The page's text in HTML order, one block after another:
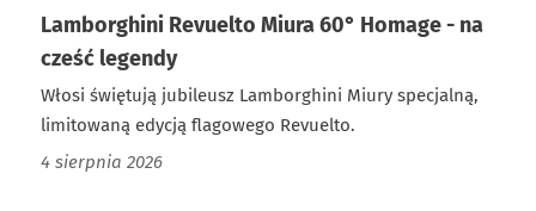
Lamborghini Revuelto Miura 60° Homage - na
cześć legendy
Włosi świętują jubileusz Lamborghini Miury specjalną,
limitowaną edycją flagowego Revuelto.
4 sierpnia 2026